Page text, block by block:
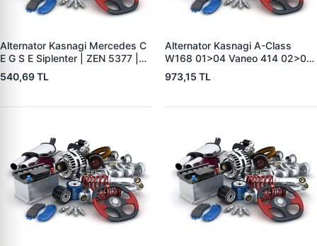
Alternator Kasnagi Mercedes C
E G S E Siplenter | ZEN 5377 |
OEM F00M991042
540,69 TL
Alternator Kasnagi A-Class
W168 01>04 Vaneo 414 02>05
| ZEN 5411 | OEM A1661550215
973,15 TL